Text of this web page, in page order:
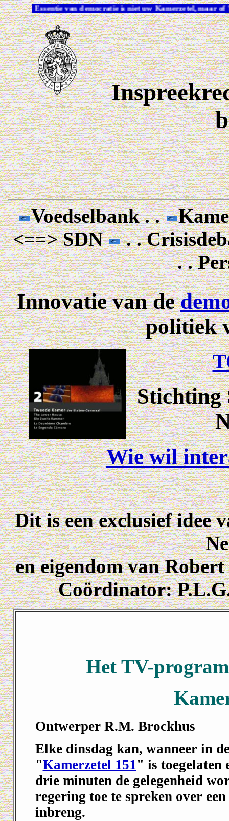
Essentie van democratie is niet uw Kamerzetel, maar
Voedselbank . .
<==> SDN
. .
. .
Innovatie van de
politiek
Stichting
Wie wil
Dit is een exclusief idee
en eigendom van
Coördinator:
Het TV-
Ontwerper R.M. Brockhus
Elke dinsdag kan, wanneer in
"Kamerzetel 151" is toegelaten
drie minuten de gelegenheid
regering toe te spreken over
inbreng.